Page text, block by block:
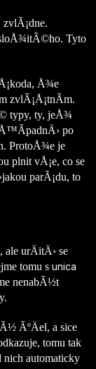
Tyto
Å¾e
zvlÃ¡Å¡tnÃ­m.
typy, ty, jeÅ¾
po
ProtoÅ¾e je
plnit vÅ¡e, co se
parÃ¡du, to
urÄitÄ› se
tomu s unica
nenabÃ½t
ÃºÄel, a sice
tomu tak
nich automaticky